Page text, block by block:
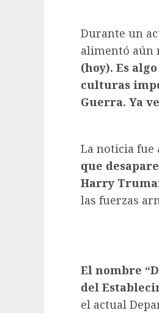
Durante un
alimentó aún
(hoy). Es
culturas
Guerra. Ya
La noticia fue
que
Harry
las fuerzas
El nombre
del
el actual